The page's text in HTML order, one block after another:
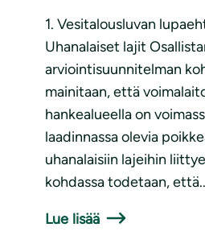
1. Vesitalousluvan
Uhanalaiset lajit
arviointisuunnitelman
mainitaan, että
hankealueella on
laadinnassa olevia
uhanalaisiin lajeihin
kohdassa todetaan,
Lue lisää